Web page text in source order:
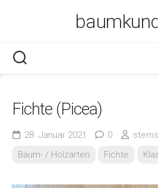
Fichte (Picea)
28. Januar 2021 0
Bäum- / Holzarten
Fichte